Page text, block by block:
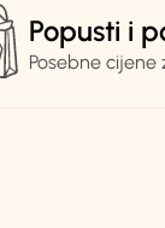
Popusti i
Posebne